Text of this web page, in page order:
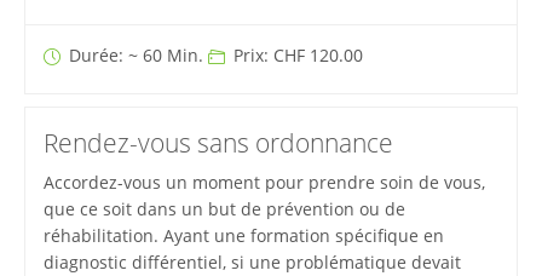
Durée: ~ 60 Min. Prix: CHF 120.00
Rendez-vous sans ordonnance
Accordez-vous un moment pour prendre soin de vous,
que ce soit dans un but de prévention ou de
réhabilitation. Ayant une formation spécifique en
diagnostic différentiel, si une problématique devait